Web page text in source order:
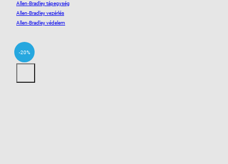
Allen-Bradley tápegység
Allen-Bradley vezérlés
Allen-Bradley védelem
-20%